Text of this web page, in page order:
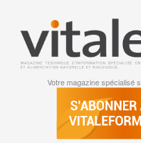
Votre magazine spécialisé